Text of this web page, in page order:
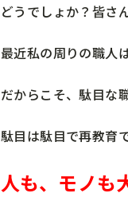
どうでしょか？皆さ
最近私の周りの職人
だからこそ、駄目な
駄目は駄目で再教育
人も、モノも